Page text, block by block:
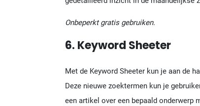
Onbeperkt gratis gebruiken.
6. Keyword Sheeter
Met de Keyword Sheeter kun je aan de
Deze nieuwe zoektermen kun je
een artikel over een bepaald onderwerp